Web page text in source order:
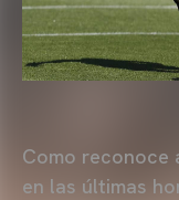
Como reconoce
en las últimas